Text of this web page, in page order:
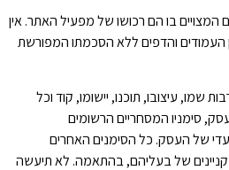
המצויים בו הם רכושו של מפעיל האתר. אין
והדפים ללא הסכמתו המפורשת
שמו, עיצובו, תוכנו, יישומו, קוד וכל
סימניו המסחריים הרשומים
של העסק. כל הסימנים האחרים
של בעליהם, בהתאמה. לא תיעשה